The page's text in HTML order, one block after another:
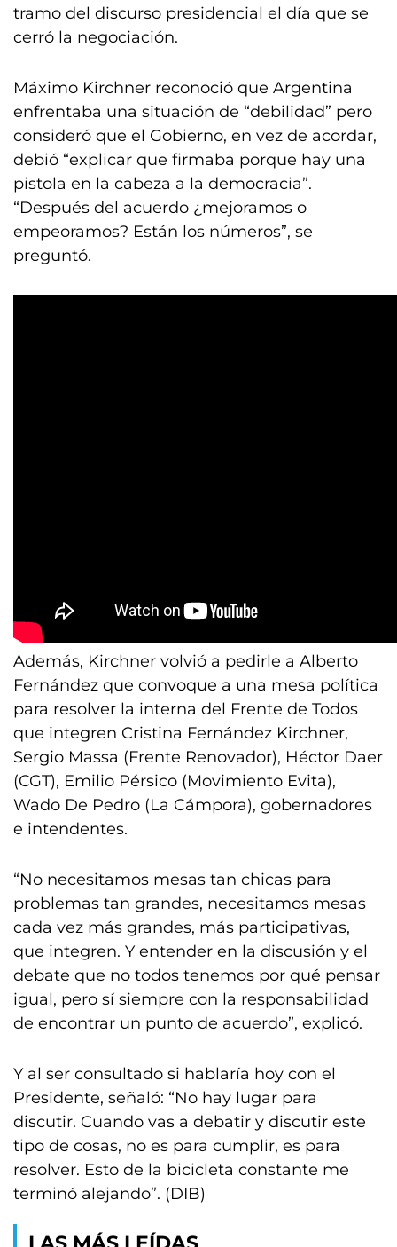
tramo del discurso presidencial el día que se
cerró la negociación.
Máximo Kirchner reconoció que Argentina
enfrentaba una situación de “debilidad” pero
consideró que el Gobierno, en vez de acordar,
debió “explicar que firmaba porque hay una
pistola en la cabeza a la democracia”.
“Después del acuerdo ¿mejoramos o
empeoramos? Están los números”, se
preguntó.
Además, Kirchner volvió a pedirle a Alberto
Fernández que convoque a una mesa política
para resolver la interna del Frente de Todos
que integren Cristina Fernández Kirchner,
Sergio Massa (Frente Renovador), Héctor Daer
(CGT), Emilio Pérsico (Movimiento Evita),
Wado De Pedro (La Cámpora), gobernadores
e intendentes.
“No necesitamos mesas tan chicas para
problemas tan grandes, necesitamos mesas
cada vez más grandes, más participativas,
que integren. Y entender en la discusión y el
debate que no todos tenemos por qué pensar
igual, pero sí siempre con la responsabilidad
de encontrar un punto de acuerdo”, explicó.
Y al ser consultado si hablaría hoy con el
Presidente, señaló: “No hay lugar para
discutir. Cuando vas a debatir y discutir este
tipo de cosas, no es para cumplir, es para
resolver. Esto de la bicicleta constante me
terminó alejando”. (DIB)